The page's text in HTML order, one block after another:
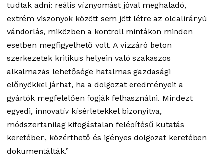
tudtak adni: reális víznyomást jóval meghaladó,
extrém viszonyok között sem jött létre az oldalirányú
vándorlás, miközben a kontroll mintákon minden
esetben megfigyelhető volt. A vízzáró beton
szerkezetek kritikus helyein való szakaszos
alkalmazás lehetősége hatalmas gazdasági
előnyökkel járhat, ha a dolgozat eredményeit a
gyártók megfelelően fogják felhasználni. Mindezt
egyedi, innovatív kísérletekkel bizonyítva,
módszertanilag kifogástalan felépítésű kutatás
keretében, közérthető és igényes dolgozat keretében
dokumentálták.”